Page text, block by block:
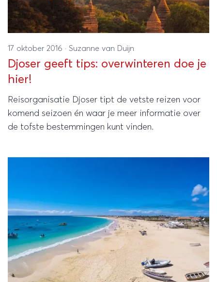
17 oktober 2016 · Suzanne van Duijn
Djoser geeft tips: overwinteren doe je
hier!
Reisorganisatie Djoser tipt de vetste reizen voor
komend seizoen én waar je meer informatie over
de tofste bestemmingen kunt vinden.